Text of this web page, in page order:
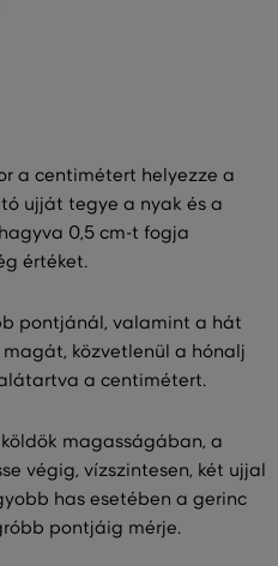
a centimétert helyezze a
ujját tegye a nyak és a
0,5 cm-t fogja
értéket.
pontjánál, valamint a hát
közvetlenül a hónalj
a centimétert.
magasságában, a
végig, vízszintesen, két ujjal
has esetében a gerinc
pontjáig mérje.